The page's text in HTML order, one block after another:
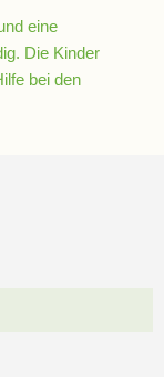
eine
Die Kinder
bei den